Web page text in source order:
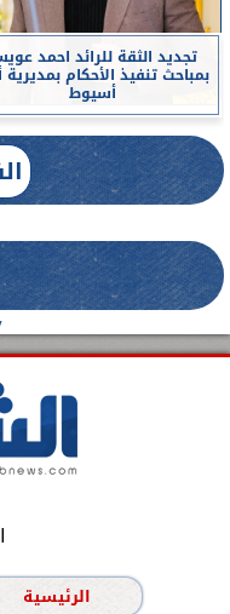
تجديد الثقة للرائد احمد
بمباحث تنفيذ الأحكام
أسيوط
الرئيسية